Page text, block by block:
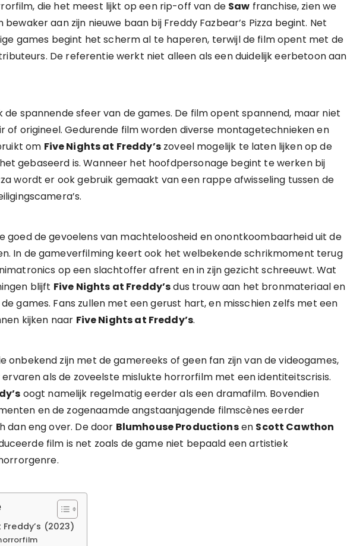
die het meest lijkt op een rip-off van de Saw franchise, zien we
bewaker aan zijn nieuwe baan bij Freddy Fazbear’s Pizza begint. Net
games begint het scherm al te haperen, terwijl de film opent met de
De referentie werkt niet alleen als een duidelijk eerbetoon aan
spannende sfeer van de games. De film opent spannend, maar niet
of origineel. Gedurende film worden diverse montagetechnieken en
om Five Nights at Freddy’szoveel mogelijk te laten lijken op de
gebaseerd is. Wanneer het hoofdpersonage begint te werken bij
wordt er ook gebruik gemaakt van een rappe afwisseling tussen de
goed de gevoelens van machteloosheid en onontkoombaarheid uit de
In de gameverfilming keert ook het welbekende schrikmoment terug
op een slachtoffer afrent en in zijn gezicht schreeuwt. Wat
blijft Five Nights at Freddy’sdus trouw aan het bronmateriaal en
games. Fans zullen met een gerust hart, en misschien zelfs met een
kijken naar Five Nights at Freddy’s.
onbekend zijn met de gamereeks of geen fan zijn van de videogames,
als de zoveelste mislukte horrorfilm met een identiteitscrisis.
oogt namelijk regelmatig eerder als een dramafilm. Bovendien
en de zogenaamde angstaanjagende filmscènes eerder
dan eng over. De door Blumhouse Productionsen Scott Cawthon
film is net zoals de game niet bepaald een artistiek
(2023)